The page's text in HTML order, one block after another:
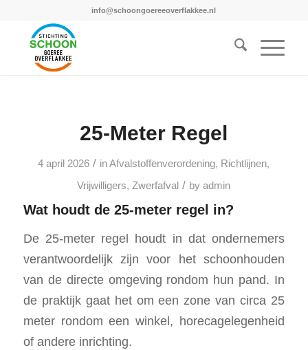
info@schoongoereeoverflakkee.nl
25-Meter Regel
4 april 2026 / inAfvalstoffenverordening, Richtlijnen,
Vrijwilligers,Zwerfafval / byadmin
Wat houdt de 25-meter regel in?
De 25-meter regel houdt in dat ondernemers
verantwoordelijk zijn voor het schoonhouden
van de directe omgeving rondom hun pand. In
de praktijk gaat het om een zone van circa 25
meter rondom een winkel, horecagelegenheid
of andere inrichting.